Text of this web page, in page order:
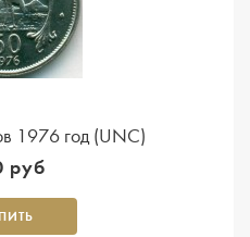
1976 год (UNC)
руб